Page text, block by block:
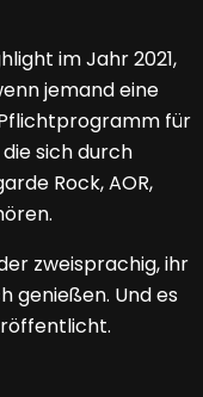
im Jahr 2021,
jemand eine
für
sich durch
Rock, AOR,
zweisprachig, ihr
genießen. Und es